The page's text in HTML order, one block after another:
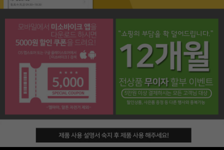
페이코 라이프